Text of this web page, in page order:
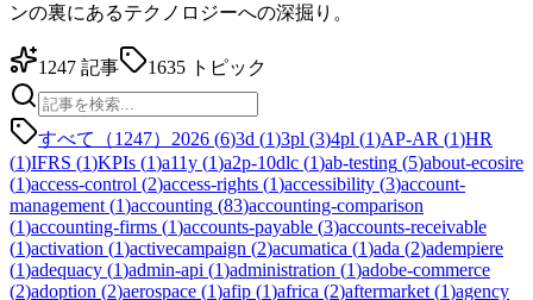
ンの裏にあるテクノロジーへの深掘り。
1247 記事 1635 トピック
すべて（1247） 2026 (6)3d (1)3pl (3)4pl (1)AP-AR (1)HR
(1)IFRS (1)KPIs (1)a11y (1)a2p-10dlc (1)ab-testing (5)about-ecosire
(1)access-control (2)access-rights (1)accessibility (3)account-
management (1)accounting (83)accounting-comparison
(1)accounting-firms (1)accounts-payable (3)accounts-receivable
(1)activation (1)activecampaign (2)acumatica (1)ada (2)adempiere
(1)adequacy (1)admin-api (1)administration (1)adobe-commerce
(2)adoption (2)aerospace (1)afip (1)africa (2)aftermarket (1)agency